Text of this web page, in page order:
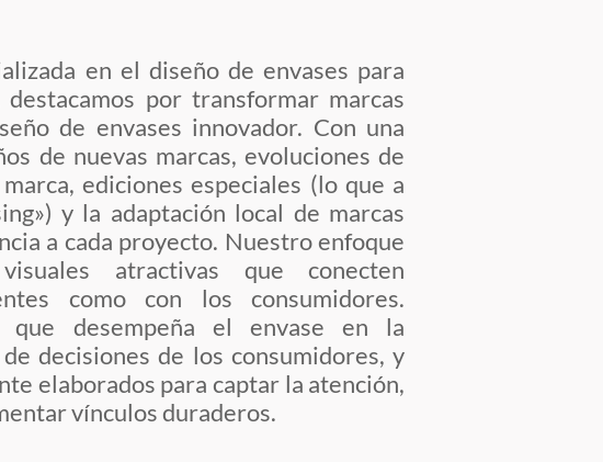
en el diseño de envases para
por transformar marcas
de envases innovador. Con una
de nuevas marcas, evoluciones de
marca,ediciones especiales (lo que a
y la adaptación local de marcas
a cada proyecto. Nuestro enfoque
atractivas que conecten
como con los consumidores.
que desempeña el envase en la
decisiones de los consumidores, y
elaborados para captar la atención,
vínculos duraderos.